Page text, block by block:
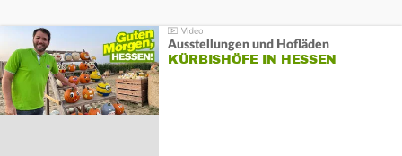
Ausstellungen und Hofläden
KÜRBISHÖFE IN HESSEN